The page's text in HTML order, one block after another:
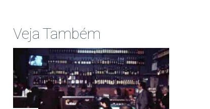
Veja Também